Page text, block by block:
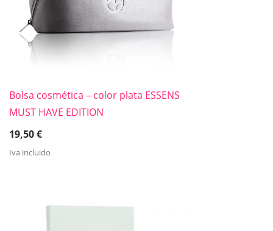
Bolsa cosmética – color plata ESSENS
MUST HAVE EDITION
19,50€
Iva incluido